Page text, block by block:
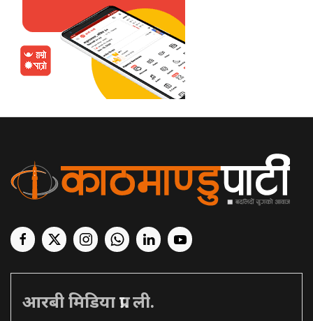
आरबी मिडिया प्रा. ली.